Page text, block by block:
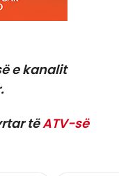
e kanalit
tëATV-së